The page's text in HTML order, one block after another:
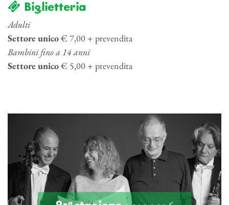
Biglietteria
Adulti
Settore unico€ 7,00 + prevendita
Bambini fino a 14 anni
Settore unico€ 5,00 + prevendita